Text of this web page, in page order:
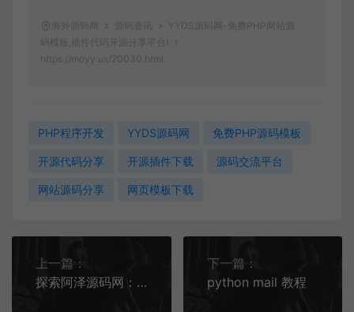
海外源码网 源码资讯
YYDS源码网-免费PHP网站源
码模板,插件代码开源分享平台!
https://moyy.us/20030.html
PHP程序开发 YYDS源码网 免费PHP源码模板
开源代码分享 开源插件下载 源码交流平台
网站源码分享 网页模板下载
上一篇：
探索阿泽源码网：源码爱好者的宝藏平台
下一篇：
python mail 教程